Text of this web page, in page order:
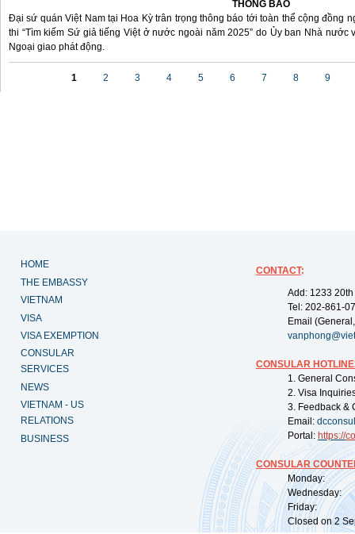
THÔNG BÁO
Đại sứ quán Việt Nam tại Hoa Kỳ trân trọng thông báo tới toàn thể cộng đồng
thi “Tìm kiếm Sứ giả tiếng Việt ở nước ngoài năm 2025” do Ủy ban Nhà
Ngoại giao phát động.
1 2 3 4 5 6 7 8 9
HOME
THE EMBASSY
VIETNAM
VISA
VISA EXEMPTION
CONSULAR
SERVICES
NEWS
VIETNAM - US
RELATIONS
BUSINESS
CONTACT:
Add: 1233
Tel: 202-861-
Email
CONSULAR
1. General
2. Visa
3. Feedback &
Email:
Portal: https://
CONSULAR
Monday:
Wednesday:
Friday:
Closed on 2